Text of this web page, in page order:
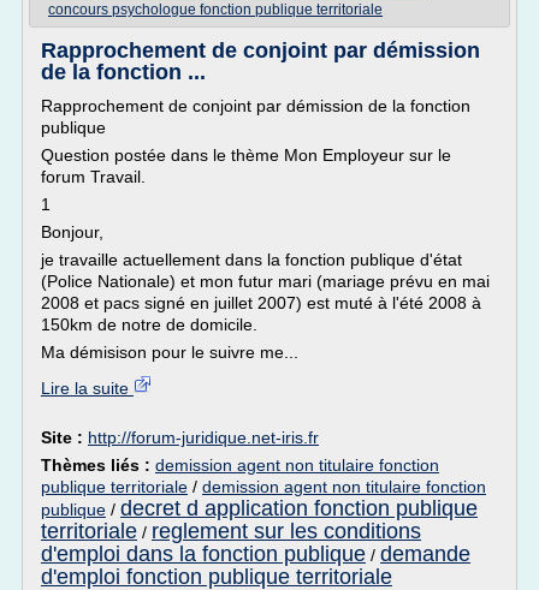
concours psychologue fonction publique territoriale
Rapprochement de conjoint par démission
de la fonction ...
Rapprochement de conjoint par démission de la fonction
publique
Question postée dans le thème Mon Employeur sur le
forum Travail.
1
Bonjour,
je travaille actuellement dans la fonction publique d'état
(Police Nationale) et mon futur mari (mariage prévu en mai
2008 et pacs signé en juillet 2007) est muté à l'été 2008 à
150km de notre de domicile.
Ma démisison pour le suivre me...
Lire la suite
Site : http://forum-juridique.net-iris.fr
Thèmes liés : demission agent non titulaire fonction
publique territoriale / demission agent non titulaire fonction
publique / decret d application fonction publique
territoriale / reglement sur les conditions
d'emploi dans la fonction publique / demande
d'emploi fonction publique territoriale